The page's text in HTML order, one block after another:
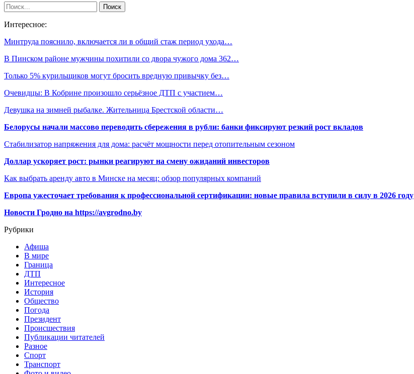
Интересное:
Минтруда пояснило, включается ли в общий стаж период ухода…
В Пинском районе мужчины похитили со двора чужого дома 362…
Только 5% курильщиков могут бросить вредную привычку без…
Очевидцы: В Кобрине произошло серьёзное ДТП с участием…
Девушка на зимней рыбалке. Жительница Брестской области…
Белорусы начали массово переводить сбережения в рубли: банки фиксируют резкий рост вкладов
Стабилизатор напряжения для дома: расчёт мощности перед отопительным сезоном
Доллар ускоряет рост: рынки реагируют на смену ожиданий инвесторов
Как выбрать аренду авто в Минске на месяц: обзор популярных компаний
Европа ужесточает требования к профессиональной сертификации: новые правила вступили в силу в 2026 году
Новости Гродно на https://avgrodno.by
Рубрики
Афиша
В мире
Граница
ДТП
Интересное
История
Общество
Погода
Президент
Происшествия
Публикации читателей
Разное
Спорт
Транспорт